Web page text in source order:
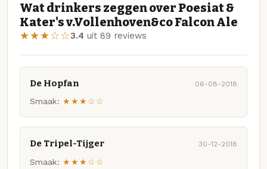
Wat drinkers zeggen over Poesiat &
Kater's v.Vollenhoven&co Falcon Ale
★★★☆☆3.4 uit 89 reviews
De Hopfan 06-08-2018
Smaak: ★★★☆☆
De Tripel-Tijger 30-12-2018
Smaak: ★★★☆☆